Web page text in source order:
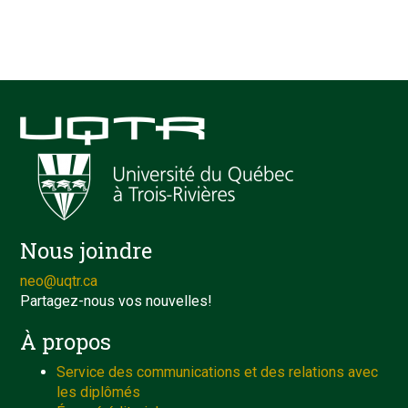
Nous joindre
neo@uqtr.ca
Partagez-nous vos nouvelles!
À propos
Service des communications et des relations avec
les diplômés